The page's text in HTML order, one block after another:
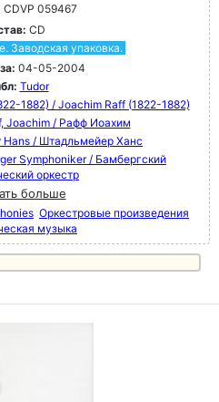
CDVP 059467
CD
Заводская упаковка.
04-05-2004
Tudor
1882) / Joachim Raff (1822-1882)
Joachim / Рафф Иоахим
Hans / Штадльмейер Ханс
Symphoniker / Бамбергский
оркестр
больше
Оркестровые произведения
музыка